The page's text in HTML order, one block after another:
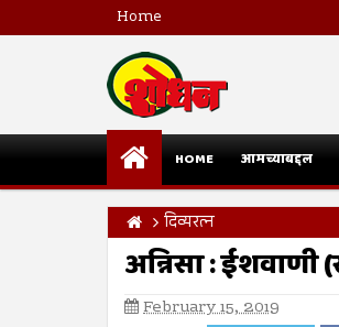
Home
HOME आमच्याबद्दल
दिव्यरत्न
अन्निसा :
February 15, 2019